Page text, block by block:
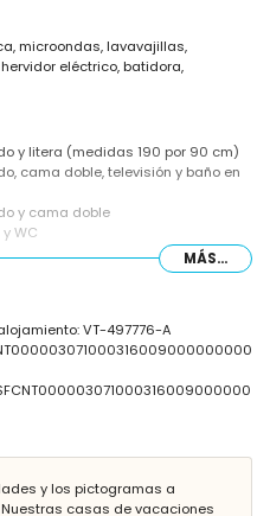
microondas, lavavajillas,
eléctrico, batidora,
y litera (medidas 190 por 90 cm)
cama doble, televisión y baño en
y cama doble
WC
de profundidad
con tumbonas
MÁS...
VT-497776-A
y los pictogramas a
casas de vacaciones